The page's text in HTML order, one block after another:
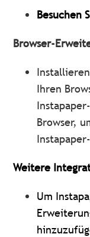
Besuchen
Browser-
Ihren
Instapaper-
Browser,
Weitere
Um